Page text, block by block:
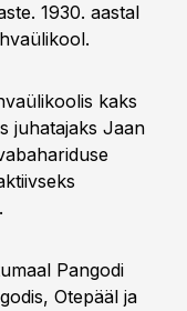
1930. aastal
kaks
juhatajaks Jaan
Pangodi
Otepääl ja